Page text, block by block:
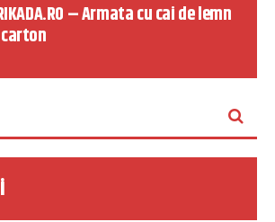
– Armata cu cai de lemn